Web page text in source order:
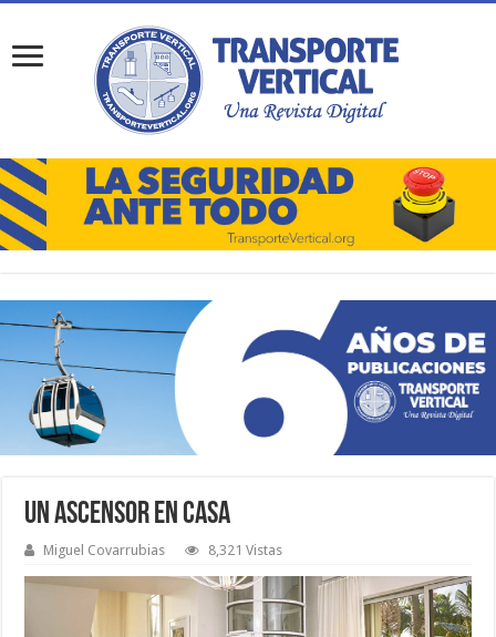
Un Ascensor en Casa
Miguel Covarrubias 8,321 Vistas